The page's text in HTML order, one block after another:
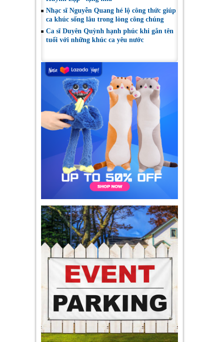
Nhạc sĩ Nguyễn Quang hé lộ công thức giúp
ca khúc sống lâu trong lòng công chúng
Ca sĩ Duyên Quỳnh hạnh phúc khi gắn tên
tuổi với những khúc ca yêu nước